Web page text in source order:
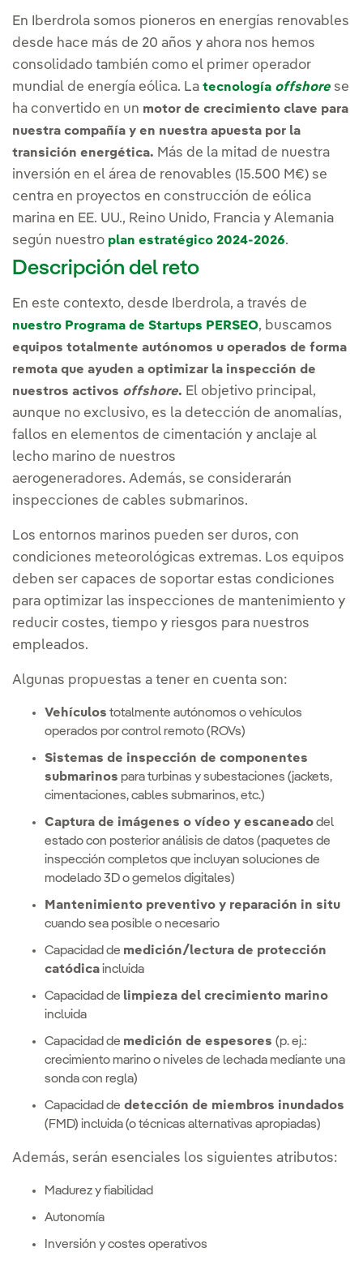
En Iberdrola somos pioneros en energías renovables
desde hace más de 20 años y ahora nos hemos
consolidado también como el primer operador
mundial de energía eólica. La tecnología offshore se
ha convertido en un motor de crecimiento clave para
nuestra compañía y en nuestra apuesta por la
transición energética. Más de la mitad de nuestra
inversión en el área de renovables (15.500 M€) se
centra en proyectos en construcción de eólica
marina en EE. UU., Reino Unido, Francia y Alemania
según nuestro plan estratégico 2024-2026.
Descripción del reto
En este contexto, desde Iberdrola, a través de
nuestro Programa de Startups PERSEO, buscamos
equipos totalmente autónomos u operados de forma
remota que ayuden a optimizar la inspección de
nuestros activos offshore. El objetivo principal,
aunque no exclusivo, es la detección de anomalías,
fallos en elementos de cimentación y anclaje al
lecho marino de nuestros
aerogeneradores. Además, se considerarán
inspecciones de cables submarinos.
Los entornos marinos pueden ser duros, con
condiciones meteorológicas extremas. Los equipos
deben ser capaces de soportar estas condiciones
para optimizar las inspecciones de mantenimiento y
reducir costes, tiempo y riesgos para nuestros
empleados.
Algunas propuestas a tener en cuenta son:
Vehículos totalmente autónomos o vehículos
operados por control remoto (ROVs)
Sistemas de inspección de componentes
submarinos para turbinas y subestaciones (jackets,
cimentaciones, cables submarinos, etc.)
Captura de imágenes o vídeo y escaneadodel
estado con posterior análisis de datos (paquetes de
inspección completos que incluyan soluciones de
modelado 3D o gemelos digitales)
Mantenimiento preventivo y reparación in situ
cuando sea posible o necesario
Capacidad de medición/lectura de protección
catódicaincluida
Capacidad de limpieza del crecimiento marino
incluida
Capacidad de medición de espesores (p. ej.:
crecimiento marino o niveles de lechada mediante una
sonda con regla)
Capacidad de detección de miembros inundados
(FMD) incluida (o técnicas alternativas apropiadas)
Además, serán esenciales los siguientes atributos:
Madurez y fiabilidad
Autonomía
Inversión y costes operativos